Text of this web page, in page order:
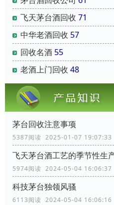
飞天茅台酒回收 71
中华老酒回收 57
回收名酒 55
老酒上门回收 48
茅台回收注意事项
5387阅读 2025-01-07 19:07:33
飞天茅台酒工艺的季节性生
5974阅读 2024-05-04 16:06:37
科技茅台独领风骚
6113阅读 2024-05-04 16:06:16